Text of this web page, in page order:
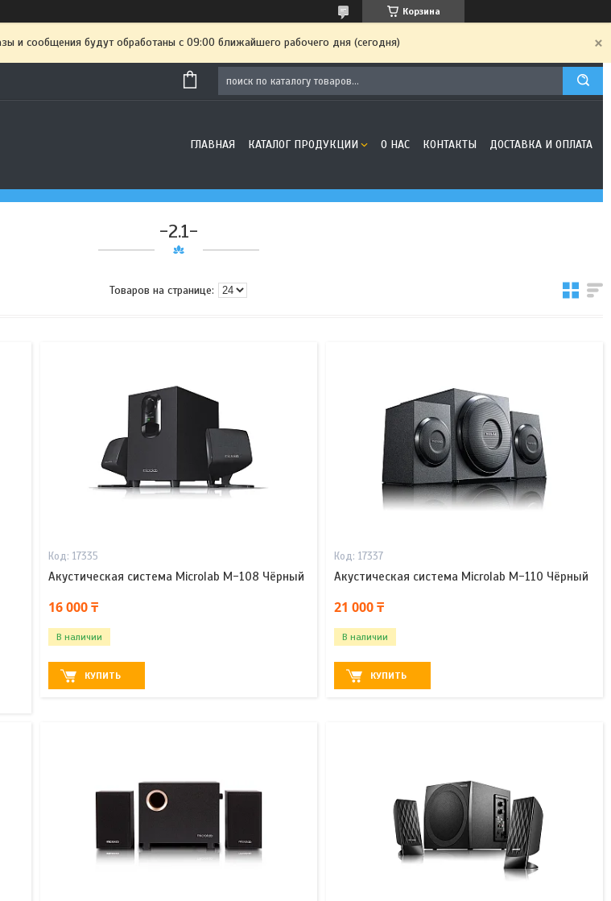
Корзина
и сообщения будут обработаны с 09:00 ближайшего рабочего дня (сегодня)
ГЛАВНАЯ КАТАЛОГ ПРОДУКЦИИ О НАС КОНТАКТЫ ДОСТАВКА И ОПЛАТА
-2.1-
17335
Акустическая система Microlab M-108 Чёрный
16 000 ₸
В наличии
КУПИТЬ
17337
Акустическая система Microlab M-110 Чёрный
21 000 ₸
В наличии
КУПИТЬ